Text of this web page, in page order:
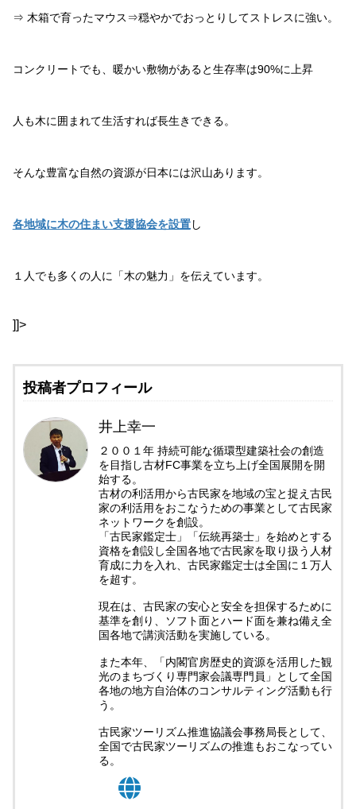
⇒ 木箱で育ったマウス⇒穏やかでおっとりしてストレスに強い。
コンクリートでも、暖かい敷物があると生存率は90%に上昇
人も木に囲まれて生活すれば長生きできる。
そんな豊富な自然の資源が日本には沢山あります。
各地域に木の住まい支援協会を設置し
１人でも多くの人に「木の魅力」を伝えています。
]]>
投稿者プロフィール
井上幸一
２００１年 持続可能な循環型建築社会の創造
を目指し古材FC事業を立ち上げ全国展開を開
始する。
古材の利活用から古民家を地域の宝と捉え古民
家の利活用をおこなうための事業として古民家
ネットワークを創設。
「古民家鑑定士」「伝統再築士」を始めとする
資格を創設し全国各地で古民家を取り扱う人材
育成に力を入れ、古民家鑑定士は全国に１万人
を超す。
現在は、古民家の安心と安全を担保するために
基準を創り、ソフト面とハード面を兼ね備え全
国各地で講演活動を実施している。
また本年、「内閣官房歴史的資源を活用した観
光のまちづくり専門家会議専門員」として全国
各地の地方自治体のコンサルティング活動も行
う。
古民家ツーリズム推進協議会事務局長として、
全国で古民家ツーリズムの推進もおこなってい
る。